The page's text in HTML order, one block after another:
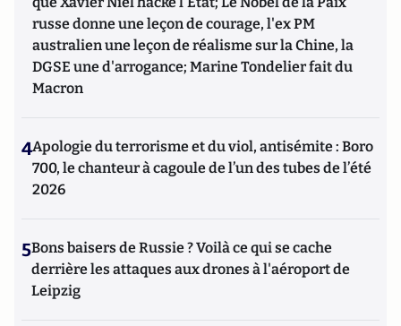
russe donne une leçon de courage, l'ex PM
australien une leçon de réalisme sur la Chine, la
DGSE une d'arrogance; Marine Tondelier fait du
Macron
4Apologie du terrorisme et du viol, antisémite : Boro
700, le chanteur à cagoule de l’un des tubes de l’été
2026
5Bons baisers de Russie ? Voilà ce qui se cache
derrière les attaques aux drones à l'aéroport de
Leipzig